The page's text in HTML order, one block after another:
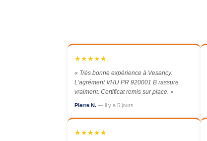
★★★★★
« Très bonne expérience à Vesancy.
L’agrément VHU PR 920001 B rassure
vraiment. Certificat remis sur place. »
Pierre N. — il y a 5 jours
★★★★★